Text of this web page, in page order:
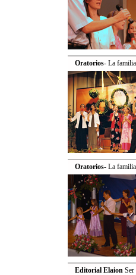
Oratorios- La
Oratorios- La
Editorial Elaion Ser